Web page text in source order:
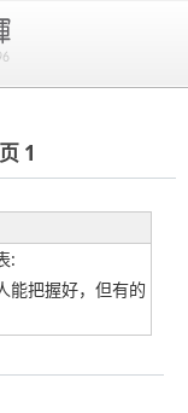
1
:
能把握好，但有的